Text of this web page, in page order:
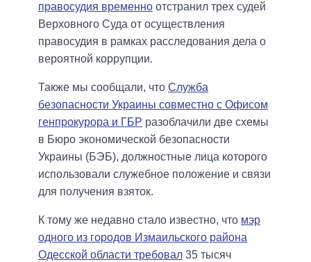
правосудия временно отстранил трех судей
Верховного Суда от осуществления
правосудия в рамках расследования дела о
вероятной коррупции.
Также мы сообщали, что Служба
безопасности Украины совместно с Офисом
генпрокурора и ГБР разоблачили две схемы
в Бюро экономической безопасности
Украины (БЭБ), должностные лица которого
использовали служебное положение и связи
для получения взяток.
К тому же недавно стало известно, что мэр
одного из городов Измаильского района
Одесской области требовал 35 тысяч